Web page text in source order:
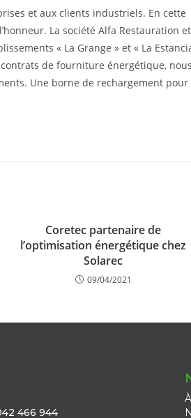
et aux clients industriels. En cette
La société Alfa Restauration et
« La Grange » et « La
contrats de fourniture énergétique, nous
Une borne de rechargement pour
Coretec partenaire de
l’optimisation énergétique chez
Solarec
09/04/2021
466 944